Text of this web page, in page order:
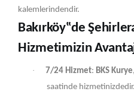
kalemlerindendir.
Bakırköy‟de
Hizmetimizin
· 7/24 Hizmet: BKS Kurye
saatinde